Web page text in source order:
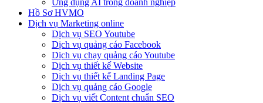
Ứng dụng AI trong doanh nghiệp
Hồ Sơ HVMO
Dịch vụ Marketing online
Dịch vụ SEO Youtube
Dịch vụ quảng cáo Facebook
Dịch vụ chạy quảng cáo Youtube
Dịch vụ thiết kế Website
Dịch vụ thiết kế Landing Page
Dịch vụ quảng cáo Google
Dịch vụ viết Content chuẩn SEO